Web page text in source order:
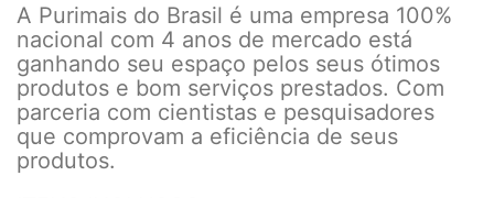
A Purimais do Brasil é uma empresa 100%
nacional com 4 anos de mercado está
ganhando seu espaço pelos seus ótimos
produtos e bom serviços prestados. Com
parceria com cientistas e pesquisadores
que comprovam a eficiência de seus
produtos.